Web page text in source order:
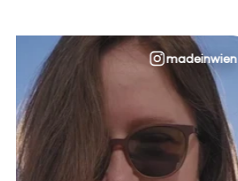
madeinwien